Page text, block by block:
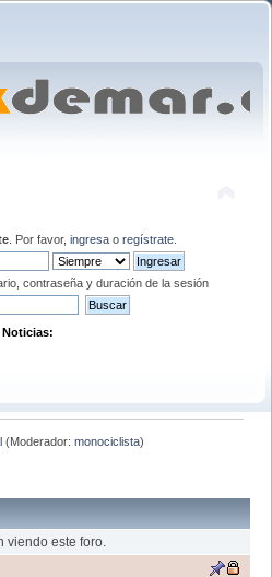
. Por favor, ingresao regístrate.
contraseña y duración de la sesión
Noticias:
(Moderador: monociclista)
viendo este foro.